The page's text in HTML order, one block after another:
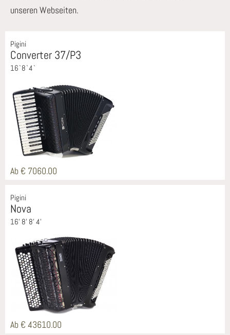
unseren Webseiten.
Pigini
Converter 37/P3
16`8`4`
Ab € 7060.00
Pigini
Nova
16' 8' 8' 4'
Ab € 43610.00